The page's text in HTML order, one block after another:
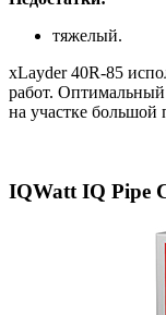
тяжелый.
xLayder 40R-85
работ. Оптимальный
на участке большой
IQWatt IQ Pipe